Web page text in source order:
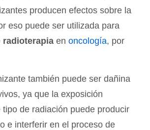
producen efectos sobre la
eso puede ser utilizada para
radioterapia en oncología, por
también puede ser dañina
ya que la exposición
de radiación puede producir
e interferir en el proceso de